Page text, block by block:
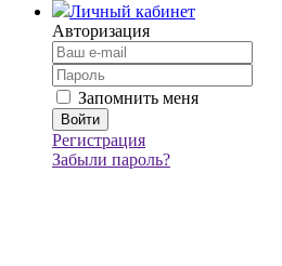
Личный кабинет
Авторизация
Запомнить меня
Регистрация
Забыли пароль?